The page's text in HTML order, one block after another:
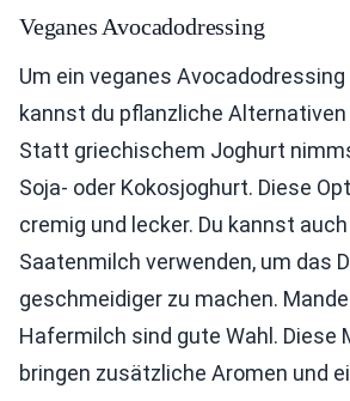
Veganes Avocadodressing
Um ein veganes
kannst du pflanzliche
Statt griechischem Joghurt
Soja- oder Kokosjoghurt. Diese
cremig und lecker. Du kannst
Saatenmilch verwenden, um das
geschmeidiger zu machen.
Hafermilch sind gute Wahl. Diese
bringen zusätzliche Aromen und